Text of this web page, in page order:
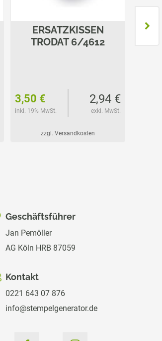
ERSATZKISSEN
TRODAT 6/4612
3,50 €
inkl. 19% MwSt.
2,94 €
exkl. MwSt.
zzgl. Versandkosten
Geschäftsführer
Jan Pemöller
AG Köln HRB 87059
Kontakt
0221 643 07 876
info@stempelgenerator.de